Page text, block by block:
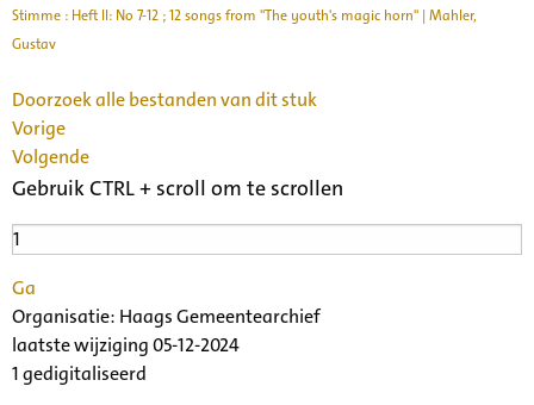
Stimme : Heft II: No 7-12 ; 12 songs from "The youth's magic horn" | Mahler,
Gustav
Doorzoek alle bestanden van dit stuk
Vorige
Volgende
Gebruik CTRL + scroll om te scrollen
Ga
Organisatie: Haags Gemeentearchief
laatste wijziging 05-12-2024
1 gedigitaliseerd